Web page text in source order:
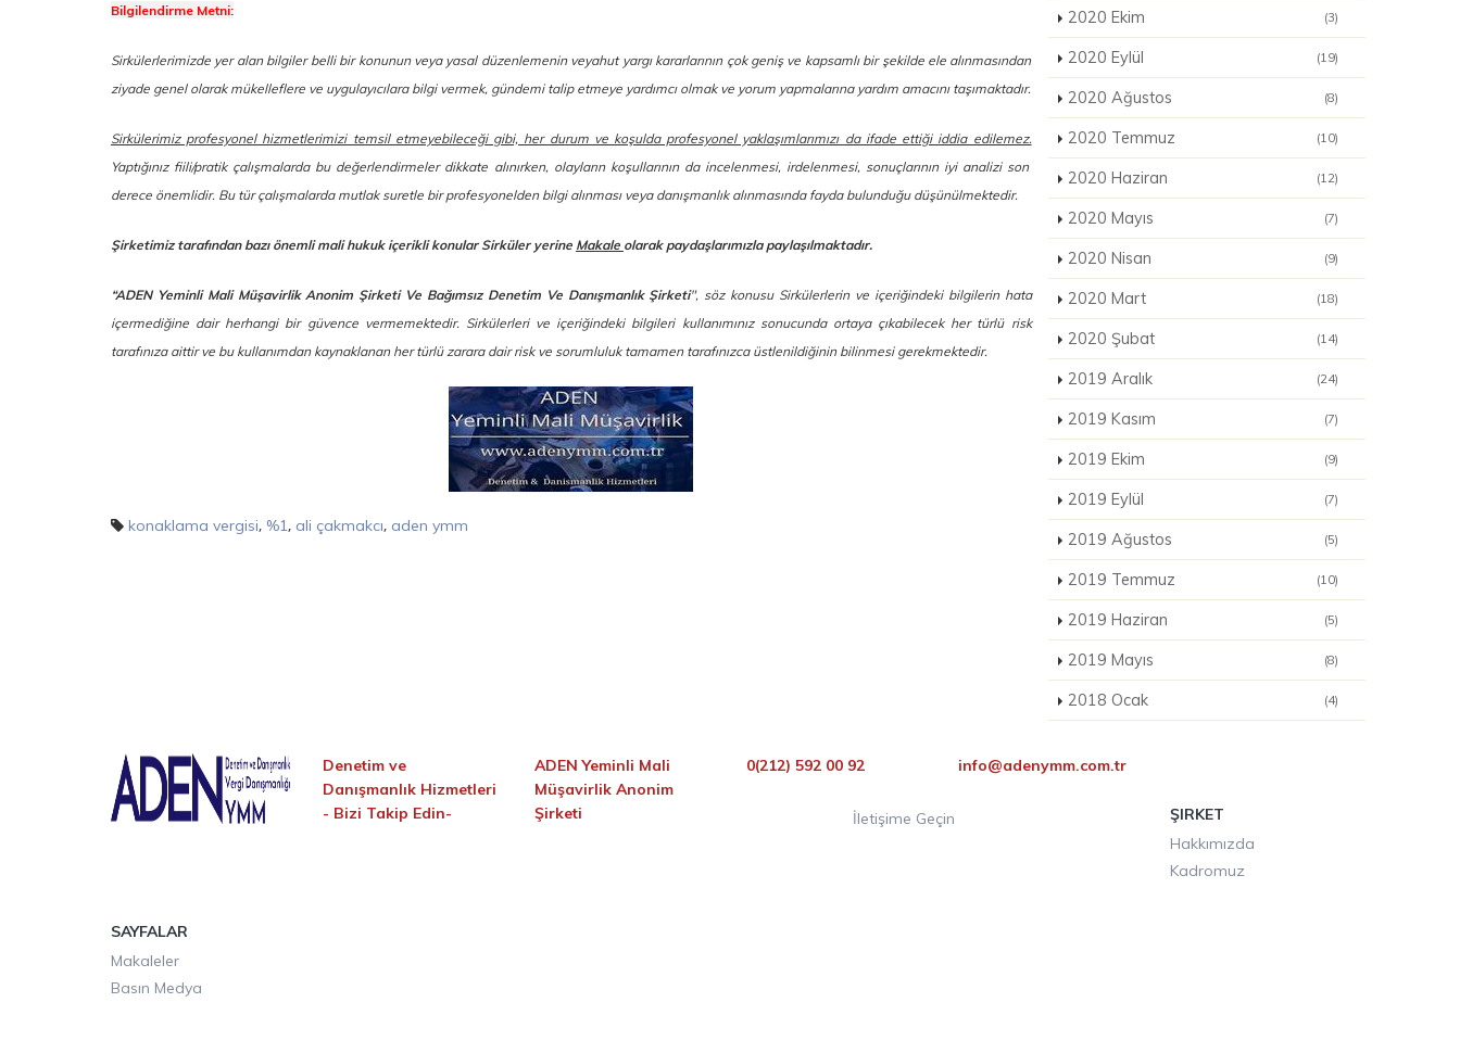
Bilgilendirme Metni:
Sirkülerlerimizde yer alan bilgiler belli bir konunun veya yasal düzenlemenin veyahut yargı kararlarının çok geniş ve kapsamlı bir şekilde ele alınmasından
ziyade genel olarak mükelleflere ve uygulayıcılara bilgi vermek, gündemi talip etmeye yardımcı olmak ve yorum yapmalarına yardım amacını taşımaktadır.
Sirkülerimiz profesyonel hizmetlerimizi temsil etmeyebileceği gibi, her durum ve koşulda profesyonel yaklaşımlarımızı da ifade ettiği iddia edilemez.
Yaptığınız fiili/pratik çalışmalarda bu değerlendirmeler dikkate alınırken, olayların koşullarının da incelenmesi, irdelenmesi, sonuçlarının iyi analizi son
derece önemlidir. Bu tür çalışmalarda mutlak suretle bir profesyonelden bilgi alınması veya danışmanlık alınmasında fayda bulunduğu düşünülmektedir.
Şirketimiz tarafından bazı önemli mali hukuk içerikli konular Sirküler yerine Makale olarak paydaşlarımızla paylaşılmaktadır.
“ADEN Yeminli Mali Müşavirlik Anonim Şirketi Ve Bağımsız Denetim Ve Danışmanlık Şirketi", söz konusu Sirkülerlerin ve içeriğindeki bilgilerin hata
içermediğine dair herhangi bir güvence vermemektedir. Sirkülerleri ve içeriğindeki bilgileri kullanımınız sonucunda ortaya çıkabilecek her türlü risk
tarafınıza aittir ve bu kullanımdan kaynaklanan her türlü zarara dair risk ve sorumluluk tamamen tarafınızca üstlenildiğinin bilinmesi gerekmektedir.
konaklama vergisi, %1 , ali çakmakcı, aden ymm
2020 Ekim (3)
2020 Eylül (19)
2020 Ağustos (8)
2020 Temmuz (10)
2020 Haziran (12)
2020 Mayıs (7)
2020 Nisan (9)
2020 Mart (18)
2020 Şubat (14)
2019 Aralık (24)
2019 Kasım (7)
2019 Ekim (9)
2019 Eylül (7)
2019 Ağustos (5)
2019 Temmuz (10)
2019 Haziran (5)
2019 Mayıs (8)
2018 Ocak (4)
Denetim ve
Danışmanlık Hizmetleri
- Bizi Takip Edin-
ADEN Yeminli Mali
Müşavirlik Anonim
Şirketi
0(212) 592 00 92 info@adenymm.com.tr
İletişime Geçin
ŞIRKET
Hakkımızda
Kadromuz
SAYFALAR
Makaleler
Basın Medya